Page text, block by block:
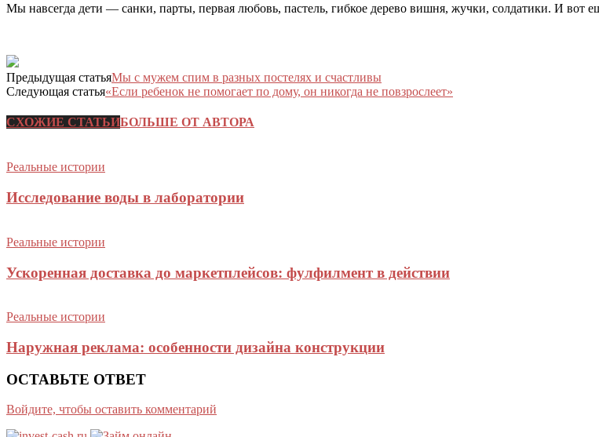
Мы навсегда дети — санки, парты, первая любовь, пастель, гибкое дерево вишня, жучки, солдатики. И вот
Предыдущая статьяМы с мужем спим в разных постелях и счастливы
Следующая статья«Если ребенок не помогает по дому, он никогда не повзрослеет»
СХОЖИЕ СТАТЬИБОЛЬШЕ ОТ АВТОРА
Реальные истории
Исследование воды в лаборатории
Реальные истории
Ускоренная доставка до маркетплейсов: фулфилмент в действии
Реальные истории
Наружная реклама: особенности дизайна конструкции
ОСТАВЬТЕ ОТВЕТ
Войдите, чтобы оставить комментарий